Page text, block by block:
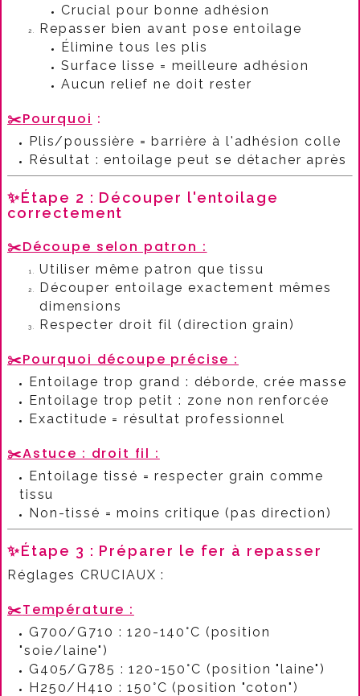
Crucial pour bonne adhésion
Repasser bien avant pose entoilage
Élimine tous les plis
Surface lisse = meilleure adhésion
Aucun relief ne doit rester
✂️Pourquoi :​
Plis/poussière = barrière à l'adhésion colle
Résultat : entoilage peut se détacher après
✨Étape 2 : Découper l'entoilage
correctement
✂️Découpe selon patron :​
Utiliser même patron que tissu
Découper entoilage exactement mêmes
dimensions
Respecter droit fil (direction grain)
✂️Pourquoi découpe précise :​
Entoilage trop grand : déborde, crée masse
Entoilage trop petit : zone non renforcée
Exactitude = résultat professionnel
✂️Astuce : droit fil :​
Entoilage tissé = respecter grain comme
tissu
Non-tissé = moins critique (pas direction)
✨Étape 3 : Préparer le fer à repasser
Réglages CRUCIAUX :​
✂️Température :​
G700/G710 : 120-140°C (position
"soie/laine")
G405/G785 : 120-150°C (position "laine")
H250/H410 : 150°C (position "coton")